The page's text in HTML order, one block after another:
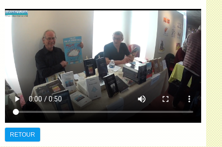
RETOUR